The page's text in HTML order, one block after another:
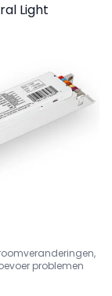
Light
problemen